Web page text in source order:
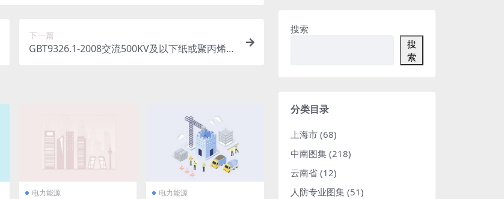
下一篇
GBT9326.1-2008交流500KV及以下纸或聚丙烯复
电力能源 电力能源
搜索
搜
索
分类目录
上海市 (68)
中南图集 (218)
云南省 (12)
人防专业图集 (51)